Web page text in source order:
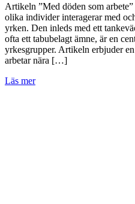
Artikeln ”Med döden som
olika individer interagerar med
yrken. Den inleds med ett
ofta ett tabubelagt ämne, är en
yrkesgrupper. Artikeln erbjuder
arbetar nära […]
Läs mer